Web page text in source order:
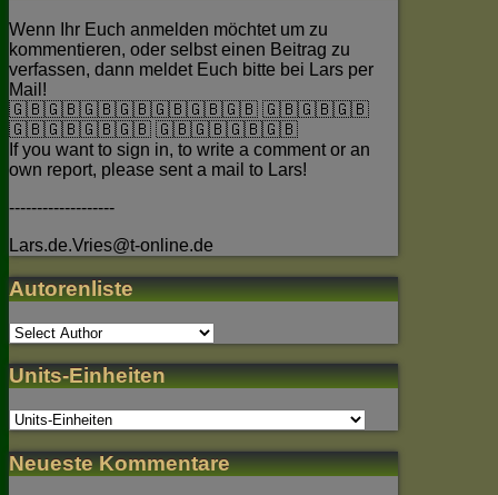
Wenn Ihr Euch anmelden möchtet um zu
kommentieren, oder selbst einen Beitrag zu
verfassen, dann meldet Euch bitte bei Lars per
Mail!
🇬🇧🇬🇧🇬🇧🇬🇧🇬🇧🇬🇧🇬🇧 🇬🇧🇬🇧🇬🇧
🇬🇧🇬🇧🇬🇧🇬🇧 🇬🇧🇬🇧🇬🇧🇬🇧
If you want to sign in, to write a comment or an
own report, please sent a mail to Lars!
-------------------
Lars.de.Vries@t-online.de
Autorenliste
Units-Einheiten
Neueste Kommentare